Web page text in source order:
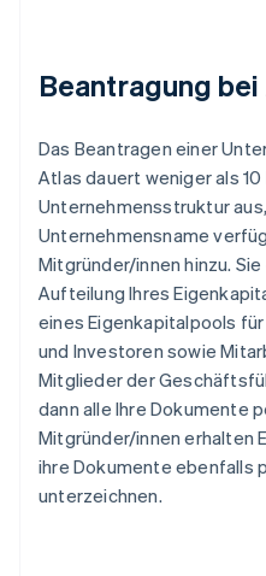
Beantragung
Das Beantragen einer
Atlas dauert weniger als 10
Unternehmensstruktur
Unternehmensname
Mitgründer/innen hinzu.
Aufteilung Ihres
eines Eigenkapitalpools
und Investoren sowie
Mitglieder der
dann alle Ihre Dokumente
Mitgründer/innen erhalten
ihre Dokumente ebenfalls
unterzeichnen.